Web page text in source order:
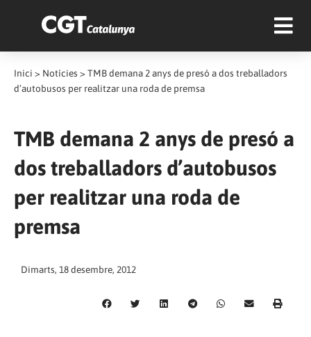
Inici > Notícies > TMB demana 2 anys de presó a dos treballadors
d’autobusos per realitzar una roda de premsa
TMB demana 2 anys de presó a
dos treballadors d’autobusos
per realitzar una roda de
premsa
Dimarts, 18 desembre, 2012